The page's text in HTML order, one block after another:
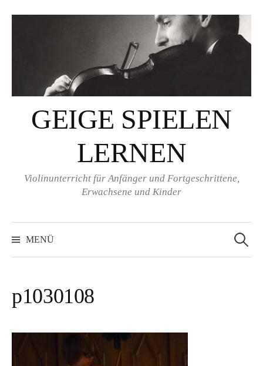
GEIGE SPIELEN
LERNEN
Violinunterricht für Anfänger und Fortgeschrittene,
Erwachsene und Kinder
MENÜ
nach:
p1030108